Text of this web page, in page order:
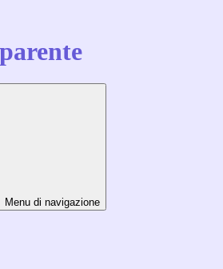
Menu di navigazione